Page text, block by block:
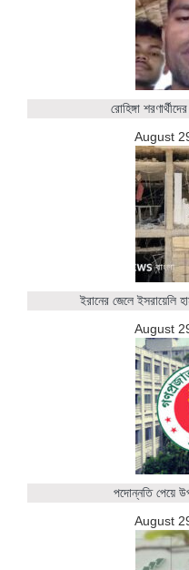
রোহিঙ্গা
August
ইরানের জেলে ইসরায়েলি
August
পদোন্নতি পেয়ে
August